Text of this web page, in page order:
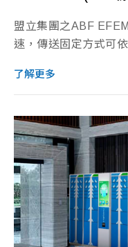
盟立集團之ABF
速，傳送固定方式可
了解更多